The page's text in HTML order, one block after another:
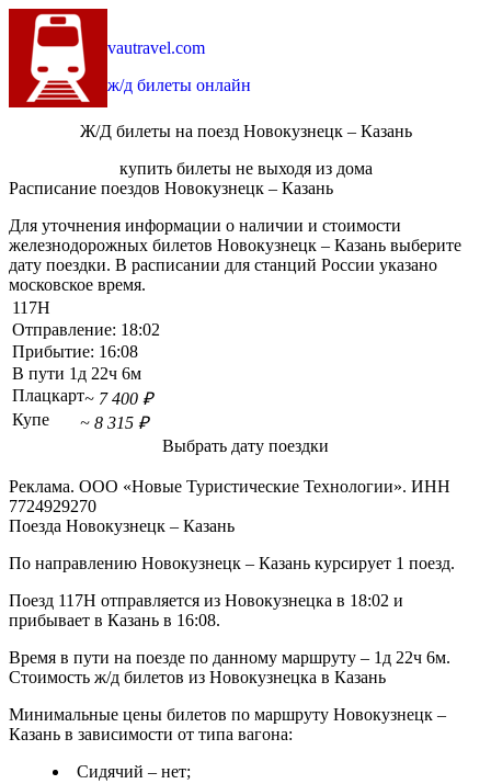
vautravel.com
ж/д билеты онлайн
Ж/Д билеты на поезд Новокузнецк – Казань
купить билеты не выходя из дома
Расписание поездов Новокузнецк – Казань
Для уточнения информации о наличии и стоимости
железнодорожных билетов Новокузнецк – Казань выберите
дату поездки. В расписании для станций России указано
московское время.
117Н
Отправление: 18:02
Прибытие: 16:08
В пути 1д 22ч 6м
Плацкарт~ 7 400 ₽
Купе
~ 8 315 ₽
Выбрать дату поездки
Реклама. ООО «Новые Туристические Технологии». ИНН
7724929270
Поезда Новокузнецк – Казань
По направлению Новокузнецк – Казань курсирует 1 поезд.
Поезд 117Н отправляется из Новокузнецка в 18:02 и
прибывает в Казань в 16:08.
Время в пути на поезде по данному маршруту – 1д 22ч 6м.
Стоимость ж/д билетов из Новокузнецка в Казань
Минимальные цены билетов по маршруту Новокузнецк –
Казань в зависимости от типа вагона:
Сидячий – нет;